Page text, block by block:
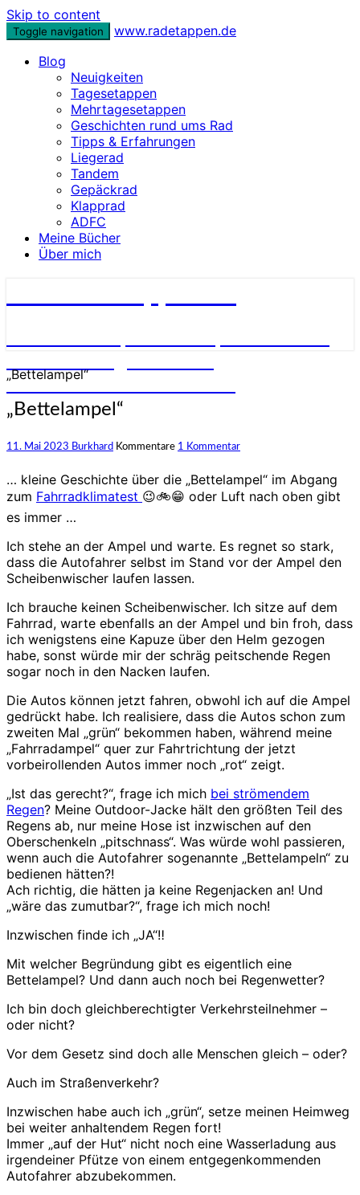
Skip to content
Toggle navigation
www.radetappen.de
Blog
Neuigkeiten
Tagesetappen
Mehrtagesetappen
Geschichten rund ums Rad
Tipps & Erfahrungen
Liegerad
Tandem
Gepäckrad
Klapprad
ADFC
Meine Bücher
Über mich
unterschiedlichsten Rädern
„Bettelampel“
„Bettelampel“
11. Mai 2023 Burkhard Kommentare 1 Kommentar
… kleine Geschichte über die „Bettelampel“ im Abgang
zum Fahrradklimatest 😉🚲😁 oder Luft nach oben gibt
es immer …
Ich stehe an der Ampel und warte. Es regnet so stark,
dass die Autofahrer selbst im Stand vor der Ampel den
Scheibenwischer laufen lassen.
Ich brauche keinen Scheibenwischer. Ich sitze auf dem
Fahrrad, warte ebenfalls an der Ampel und bin froh, dass
ich wenigstens eine Kapuze über den Helm gezogen
habe, sonst würde mir der schräg peitschende Regen
sogar noch in den Nacken laufen.
Die Autos können jetzt fahren, obwohl ich auf die Ampel
gedrückt habe. Ich realisiere, dass die Autos schon zum
zweiten Mal „grün“ bekommen haben, während meine
„Fahrradampel“ quer zur Fahrtrichtung der jetzt
vorbeirollenden Autos immer noch „rot“ zeigt.
„Ist das gerecht?“, frage ich mich bei strömendem
Regen? Meine Outdoor-Jacke hält den größten Teil des
Regens ab, nur meine Hose ist inzwischen auf den
Oberschenkeln „pitschnass“. Was würde wohl passieren,
wenn auch die Autofahrer sogenannte „Bettelampeln“ zu
bedienen hätten?!
Ach richtig, die hätten ja keine Regenjacken an! Und
„wäre das zumutbar?“, frage ich mich noch!
Inzwischen finde ich „JA“‼️
Mit welcher Begründung gibt es eigentlich eine
Bettelampel? Und dann auch noch bei Regenwetter?
Ich bin doch gleichberechtigter Verkehrsteilnehmer –
oder nicht?
Vor dem Gesetz sind doch alle Menschen gleich – oder?
Auch im Straßenverkehr?
Inzwischen habe auch ich „grün“, setze meinen Heimweg
bei weiter anhaltendem Regen fort!
Immer „auf der Hut“ nicht noch eine Wasserladung aus
irgendeiner Pfütze von einem entgegenkommenden
Autofahrer abzubekommen.